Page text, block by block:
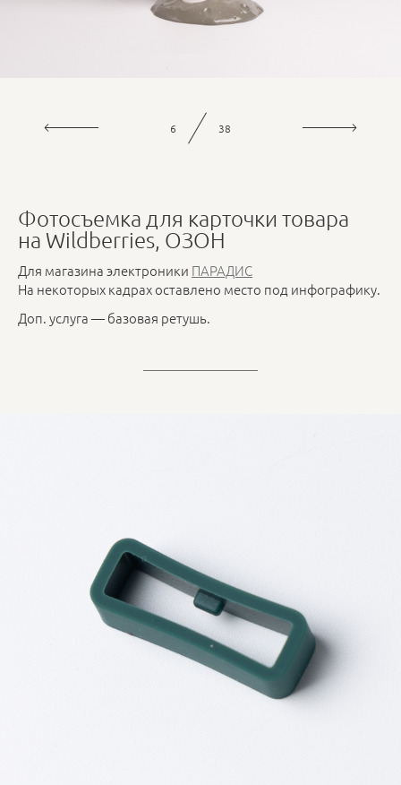
Фотосъемка для карточки товара
на Wildberries, ОЗОН
Для магазина электроники ПАРАДИС
На некоторых кадрах оставлено место под инфографику.
Доп. услуга — базовая ретушь.
7 38